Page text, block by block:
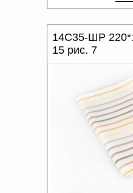
14С35-ШР
15 рис. 7